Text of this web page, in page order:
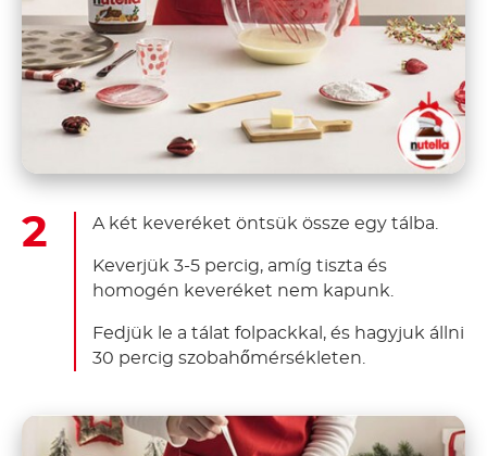
A két keveréket öntsük össze egy tálba.
Keverjük 3-5 percig, amíg tiszta és
homogén keveréket nem kapunk.
Fedjük le a tálat folpackkal, és hagyjuk állni
30 percig szobahőmérsékleten.